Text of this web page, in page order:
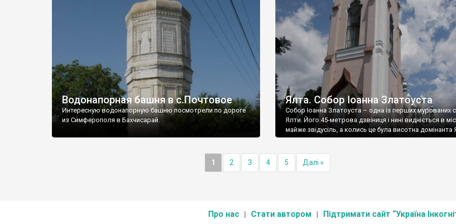
Водонапорная башня в с.Почтовое
Интересную водонапорную башню посмотрели по дороге
из Симферополя в Бахчисарай.
Ялта. Собор Іоанна Златоуста
Собор Іоанна Златоуста – одна із перших мурованих
Ялти. Його 45-метрова дзвіниця і нині видніється в
майже звідусіль, а колись це була висотна домінанта
1 2 3 4 5 Далі »
Про нас Стати автором Підтримати сайт “Україна